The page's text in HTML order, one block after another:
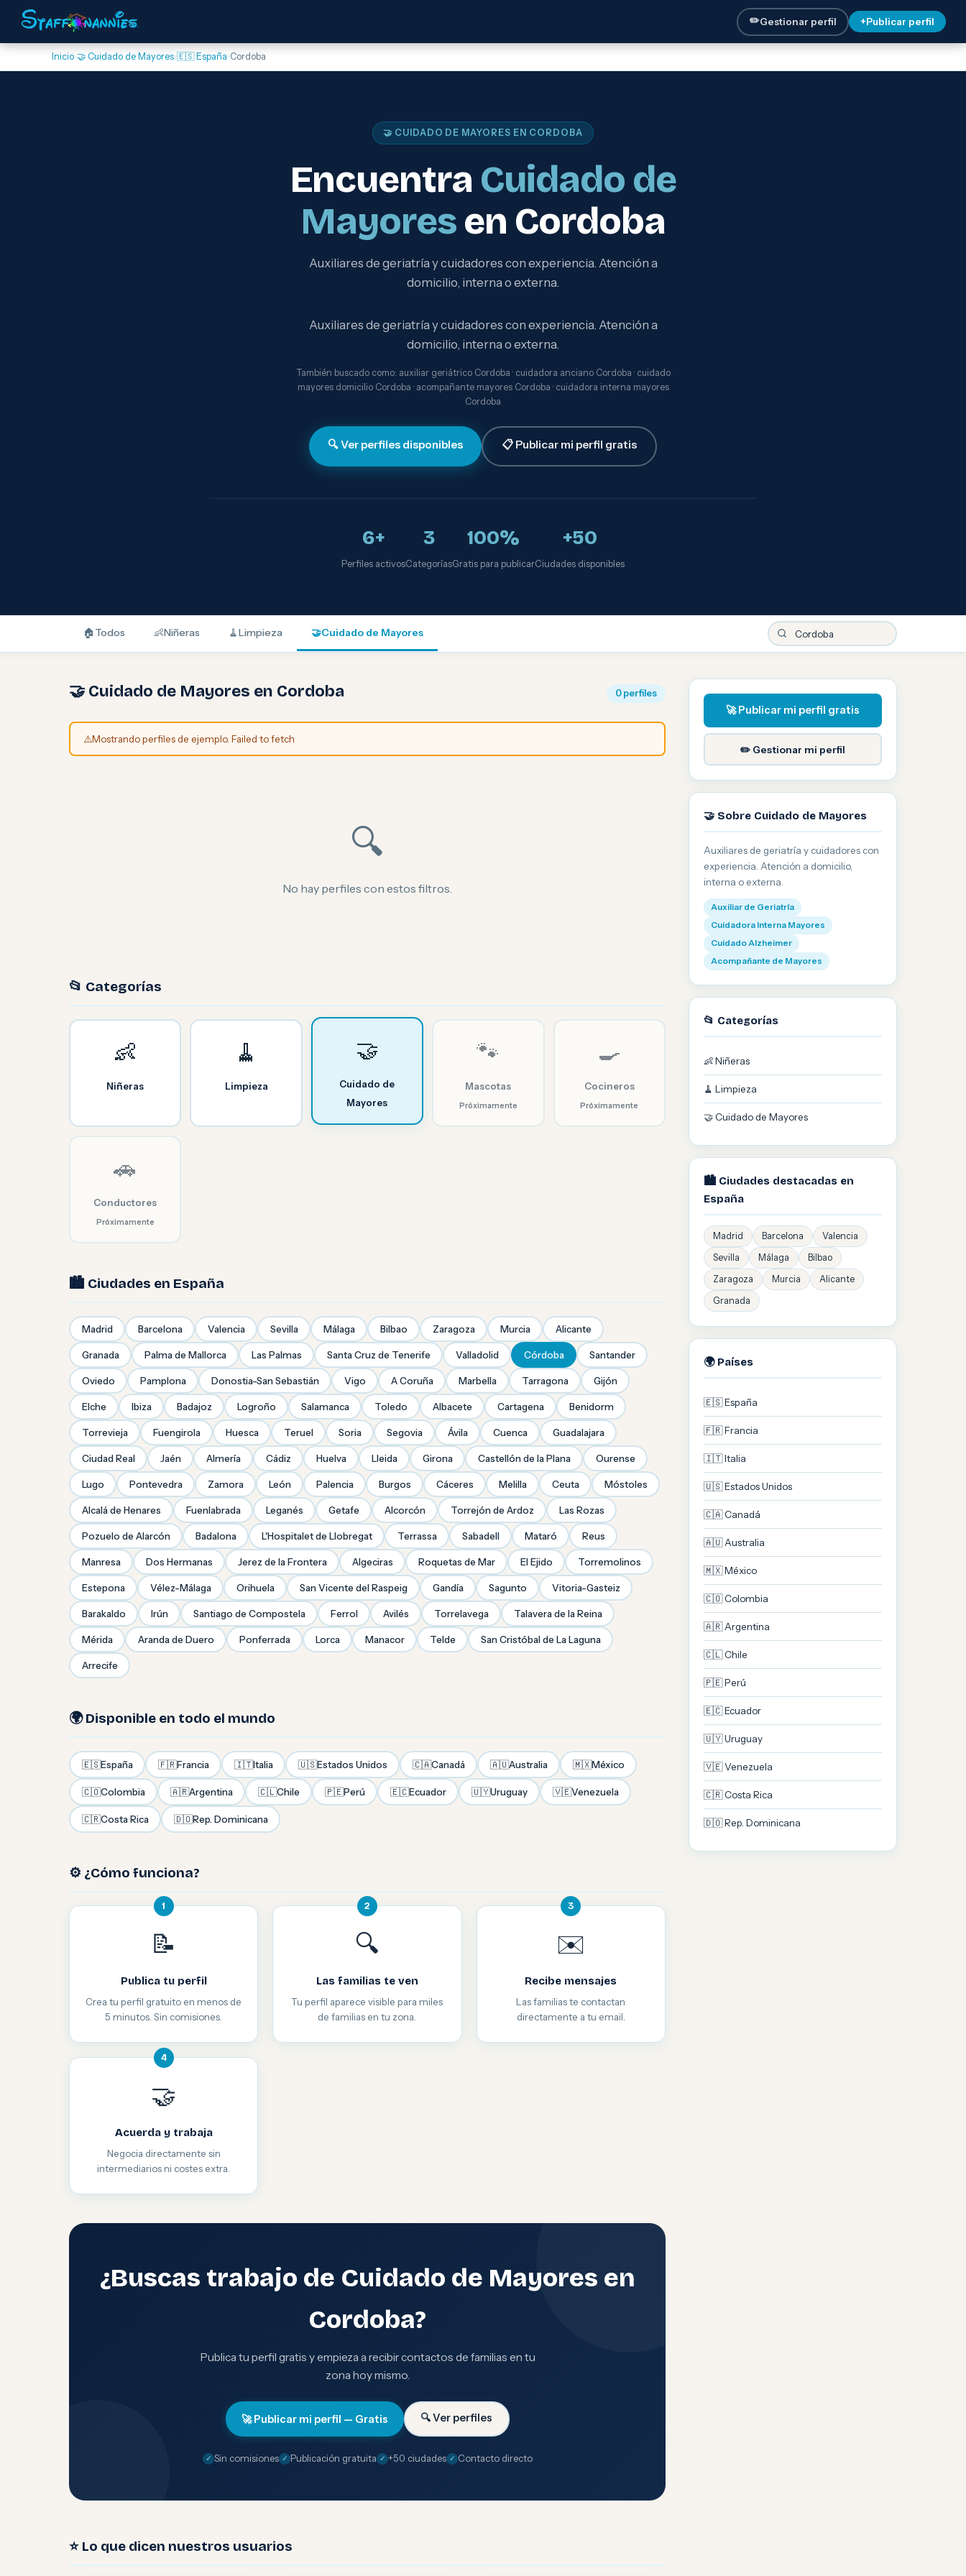
✏️Gestionar perfil +Publicar perfil
Inicio›🤝 Cuidado de Mayores›🇪🇸 España›Cordoba
🤝 CUIDADO DE MAYORES EN CORDOBA
Encuentra Cuidado de
Mayoresen Cordoba
Auxiliares de geriatría y cuidadores con experiencia. Atención a
domicilio, interna o externa.
Auxiliares de geriatría y cuidadores con experiencia. Atención a
domicilio, interna o externa.
También buscado como: auxiliar geriátrico Cordoba · cuidadora anciano Cordoba · cuidado
mayores domicilio Cordoba · acompañante mayores Cordoba · cuidadora interna mayores
Cordoba
🔍 Ver perfiles disponibles 📋 Publicar mi perfil gratis
6+
Perfiles activos
3
Categorías
100%
Gratis para publicar
+50
Ciudades disponibles
🏠 Todos 👶Niñeras 🧹Limpieza 🤝Cuidado de Mayores
🤝 Cuidado de Mayores en Cordoba 0 perfiles
⚠️Mostrando perfiles de ejemplo. Failed to fetch
🔍
No hay perfiles con estos filtros.
📂 Categorías
👶
Niñeras
🧹
Limpieza
🤝
Cuidado de
Mayores
🐾
Mascotas
Próximamente
🍳
Cocineros
Próximamente
🚗
Conductores
Próximamente
🏙️ Ciudades en España
Madrid Barcelona Valencia Sevilla Málaga Bilbao Zaragoza Murcia Alicante
Granada Palma de Mallorca Las Palmas Santa Cruz de Tenerife Valladolid Córdoba Santander
Oviedo Pamplona Donostia-San Sebastián Vigo A Coruña Marbella Tarragona Gijón
Elche Ibiza Badajoz Logroño Salamanca Toledo Albacete Cartagena Benidorm
Torrevieja Fuengirola Huesca Teruel Soria Segovia Ávila Cuenca Guadalajara
Ciudad Real Jaén Almería Cádiz Huelva Lleida Girona Castellón de la Plana Ourense
Lugo Pontevedra Zamora León Palencia Burgos Cáceres Melilla Ceuta Móstoles
Alcalá de Henares Fuenlabrada Leganés Getafe Alcorcón Torrejón de Ardoz Las Rozas
Pozuelo de Alarcón Badalona L'Hospitalet de Llobregat Terrassa Sabadell Mataró Reus
Manresa Dos Hermanas Jerez de la Frontera Algeciras Roquetas de Mar El Ejido Torremolinos
Estepona Vélez-Málaga Orihuela San Vicente del Raspeig Gandía Sagunto Vitoria-Gasteiz
Barakaldo Irún Santiago de Compostela Ferrol Avilés Torrelavega Talavera de la Reina
Mérida Aranda de Duero Ponferrada Lorca Manacor Telde San Cristóbal de La Laguna
Arrecife
🌍 Disponible en todo el mundo
🇪🇸España 🇫🇷Francia 🇮🇹Italia 🇺🇸Estados Unidos 🇨🇦Canadá 🇦🇺Australia 🇲🇽México
🇨🇴Colombia 🇦🇷Argentina 🇨🇱Chile 🇵🇪Perú 🇪🇨Ecuador 🇺🇾Uruguay 🇻🇪Venezuela
🇨🇷Costa Rica 🇩🇴Rep. Dominicana
⚙️ ¿Cómo funciona?
1
📝
Publica tu perfil
Crea tu perfil gratuito en menos de
5 minutos. Sin comisiones.
2
🔍
Las familias te ven
Tu perfil aparece visible para miles
de familias en tu zona.
3
✉️
Recibe mensajes
Las familias te contactan
directamente a tu email.
4
🤝
Acuerda y trabaja
Negocia directamente sin
intermediarios ni costes extra.
¿Buscas trabajo de Cuidado de Mayores en
Cordoba?
Publica tu perfil gratis y empieza a recibir contactos de familias en tu
zona hoy mismo.
🚀 Publicar mi perfil — Gratis 🔍 Ver perfiles
Sin comisiones Publicación gratuita +50 ciudades Contacto directo
⭐ Lo que dicen nuestros usuarios
🚀 Publicar mi perfil gratis
✏️ Gestionar mi perfil
🤝 Sobre Cuidado de Mayores
Auxiliares de geriatría y cuidadores con
experiencia. Atención a domicilio,
interna o externa.
Auxiliar de Geriatría
Cuidadora Interna Mayores
Cuidado Alzheimer
Acompañante de Mayores
📂 Categorías
👶 Niñeras
🧹 Limpieza
🤝 Cuidado de Mayores
🏙️ Ciudades destacadas en
España
Madrid Barcelona
Valencia
Sevilla
Málaga
Bilbao
Zaragoza
Murcia
Alicante
Granada
🌍 Países
🇪🇸 España
🇫🇷 Francia
🇮🇹 Italia
🇺🇸 Estados Unidos
🇨🇦 Canadá
🇦🇺 Australia
🇲🇽 México
🇨🇴 Colombia
🇦🇷 Argentina
🇨🇱 Chile
🇵🇪 Perú
🇪🇨 Ecuador
🇺🇾 Uruguay
🇻🇪 Venezuela
🇨🇷 Costa Rica
🇩🇴 Rep. Dominicana